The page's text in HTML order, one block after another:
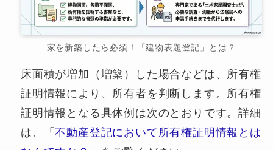
家を新築したら必須！「建物表題登記」とは？
床面積が増加（増築）した場合などは、所有権
証明情報により、所有者を判断します。所有権
証明情報となる具体例は次のとおりです。詳細
は、「不動産登記において所有権証明情報とは